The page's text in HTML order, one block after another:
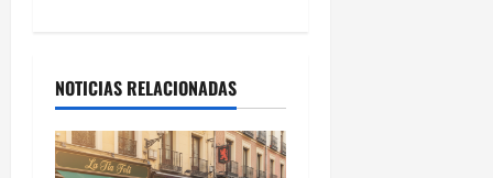
NOTICIAS RELACIONADAS